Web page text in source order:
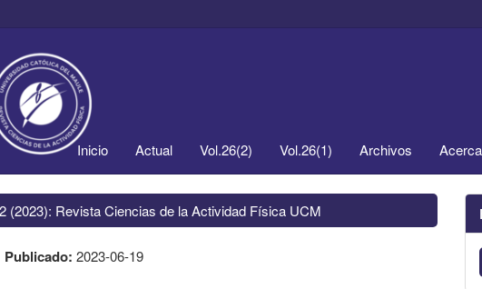
Inicio Actual Vol.26(2) Vol.26(1) Archivos
(2023): Revista Ciencias de la Actividad Física UCM
Publicado:2023-06-19